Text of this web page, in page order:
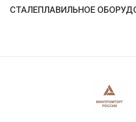
СТАЛЕПЛАВИЛЬНОЕ